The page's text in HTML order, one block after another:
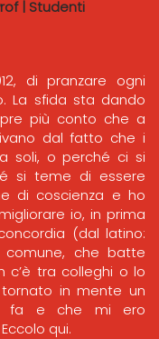
| Studenti
di pranzare ogni
La sfida sta dando
più conto che a
dal fatto che i
soli, o perché ci si
si teme di essere
di coscienza e ho
io, in prima
(dal latino:
che batte
c’è tra colleghi o lo
in mente un
fa e che mi ero
qui.